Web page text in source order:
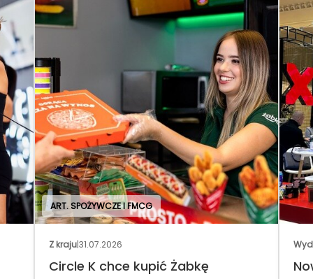
ART. SPOŻYWCZE I FMCG
Z kraju|31.07.2026
Circle K chce kupić Żabkę